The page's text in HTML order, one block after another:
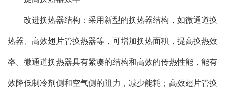
改进换热器结构：采用新型的换热器结构，如微通道换
热器、高效翅片管换热器等，可增加换热面积，提高换热效
率。微通道换热器具有紧凑的结构和高效的传热性能，能有
效降低制冷剂侧和空气侧的阻力，减少能耗；高效翅片管换